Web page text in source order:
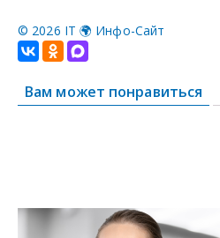
© 2026 IT 🌍 Инфо-Сайт
Вам может понравиться